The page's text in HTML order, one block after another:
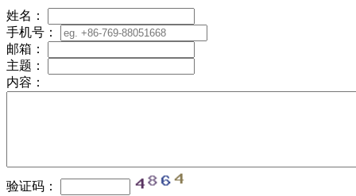
姓名：
手机号：
邮箱：
主题：
内容：
验证码：